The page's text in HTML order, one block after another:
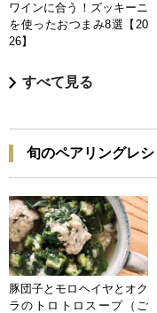
ワインに合う！ズッキーニ
を使ったおつまみ8選【20
26】
すべて見る
旬のペアリングレシ
豚団子とモロヘイヤとオク
ラのトロトロスープ（ご